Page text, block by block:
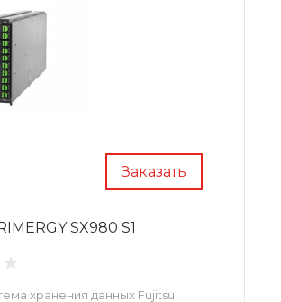
Заказать
SX980 S1
хранения данных Fujitsu